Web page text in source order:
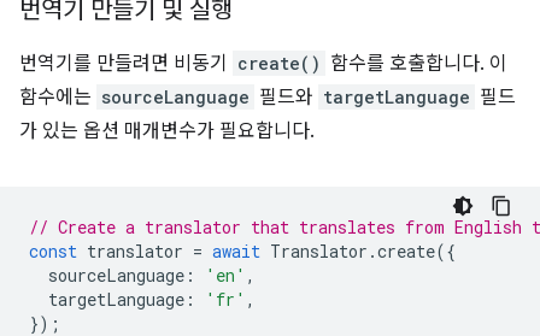
번역기 만들기 및 실행
번역기를 만들려면 비동기 create() 함수를 호출합니다. 이
함수에는 sourceLanguage 필드와 targetLanguage 필드
가 있는 옵션 매개변수가 필요합니다.
// Create a translator that translates from English
const translator = await Translator .create({
sourceLanguage : 'en' ,
targetLanguage : 'fr' ,
});